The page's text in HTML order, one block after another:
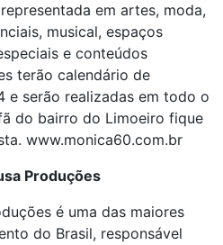
em artes, moda,
musical, espaços
e conteúdos
terão calendário de
e serão realizadas em todo o
do bairro do Limoeiro fique
www.monica60.com.br
Produções
é uma das maiores
do Brasil, responsável